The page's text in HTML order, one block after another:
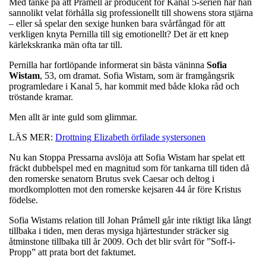
sannolikt velat förhålla sig professionellt till showens stora stjärna
– eller så spelar den sexige hunken bara svårfångad för att
verkligen knyta Pernilla till sig emotionellt? Det är ett knep
kärlekskranka män ofta tar till.
Pernilla har fortlöpande informerat sin bästa väninna Sofia
Wistam, 53, om dramat. Sofia Wistam, som är framgångsrik
programledare i Kanal 5, har kommit med både kloka råd och
tröstande kramar.
Men allt är inte guld som glimmar.
LÄS MER: Drottning Elizabeth örfilade systersonen
Nu kan Stoppa Pressarna avslöja att Sofia Wistam har spelat ett
fräckt dubbelspel med en magnitud som för tankarna till tiden då
den romerske senatorn Brutus svek Caesar och deltog i
mordkomplotten mot den romerske kejsaren 44 år före Kristus
födelse.
Sofia Wistams relation till Johan Pråmell går inte riktigt lika långt
tillbaka i tiden, men deras mysiga hjärtestunder sträcker sig
åtminstone tillbaka till år 2009. Och det blir svårt för ”Soff-i-
Propp” att prata bort det faktumet.